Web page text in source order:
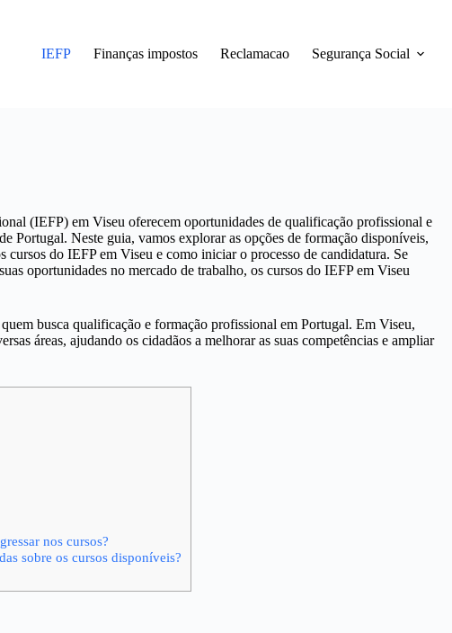
IEFP Finanças impostos Reclamacao Segurança Social
(IEFP) em Viseu oferecem oportunidades de qualificação profissional e
Portugal. Neste guia, vamos explorar as opções de formação disponíveis,
cursos do IEFP em Viseu e como iniciar o processo de candidatura. Se
oportunidades no mercado de trabalho, os cursos do IEFP em Viseu
busca qualificação e formação profissional em Portugal. Em Viseu,
áreas, ajudando os cidadãos a melhorar as suas competências e ampliar
nos cursos?
sobre os cursos disponíveis?